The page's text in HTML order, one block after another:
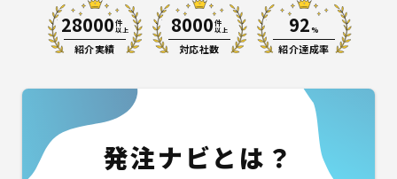
28000 件
以上
紹介実績
8000件
以上
対応社数
92%
紹介達成率
発注ナビとは？